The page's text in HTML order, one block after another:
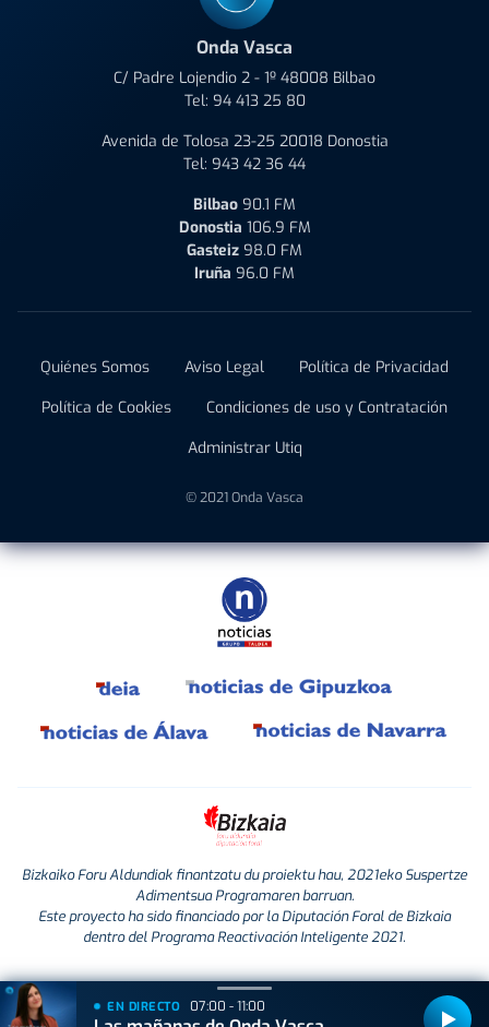
Onda Vasca
C/ Padre Lojendio 2 - 1º 48008 Bilbao
Tel: 94 413 25 80
Avenida de Tolosa 23-25 20018 Donostia
Tel: 943 42 36 44
Bilbao 90.1 FM
Donostia 106.9 FM
Gasteiz 98.0 FM
Iruña 96.0 FM
Quiénes Somos Aviso Legal
Política de Privacidad
Política de Cookies
Condiciones de uso y Contratación
Administrar Utiq
© 2021 Onda Vasca
Bizkaiko Foru Aldundiak finantzatu du proiektu hau, 2021eko Suspertze
Adimentsua Programaren barruan.
Este proyecto ha sido financiado por la Diputación Foral de Bizkaia
dentro del Programa Reactivación Inteligente 2021.
EN DIRECTO 07:00 - 11:00